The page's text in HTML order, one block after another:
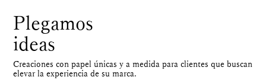
Plegamos
ideas
Creaciones con papel únicas y a medida para clientes que buscan
elevarla experiencia de su marca.